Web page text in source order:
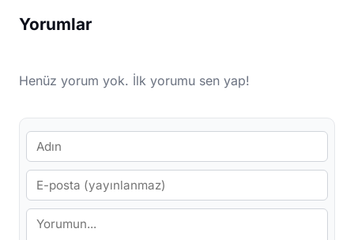
Yorumlar
Henüz yorum yok. İlk yorumu sen yap!